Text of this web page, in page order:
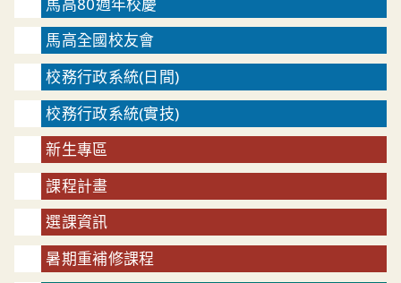
馬高全國校友會
校務行政系統(日間)
校務行政系統(實技)
新生專區
課程計畫
選課資訊
暑期重補修課程